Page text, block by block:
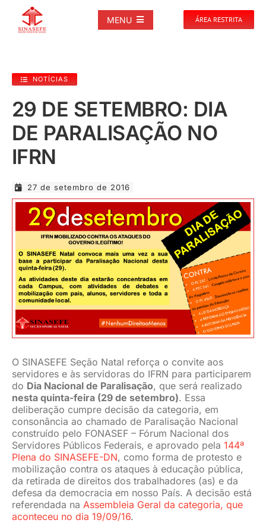
MENU
NOTÍCIAS
PUBLICAÇÕES
DOCUMENTOS
GALERIAS
JURÍDICO
CLUBE
CONTATO
ÁREA RESTRITA
NOTÍCIAS
29 DE SETEMBRO: DIA
DE PARALISAÇÃO NO
IFRN
27 de setembro de 2016
O SINASEFE Seção Natal reforça o convite aos
servidores e às servidoras do IFRN para participarem
do Dia Nacional de Paralisação, que será realizado
nesta quinta-feira (29 de setembro). Essa
deliberação cumpre decisão da categoria, em
consonância ao chamado de Paralisação Nacional
construído pelo FONASEF – Fórum Nacional dos
Servidores Públicos Federais, e aprovado pela 144ª
Plena do SINASEFE-DN, como forma de protesto e
mobilização contra os ataques à educação pública,
da retirada de direitos dos trabalhadores (as) e da
defesa da democracia em nosso País. A decisão está
referendada na Assembleia Geral da categoria, que
aconteceu no dia 19/09/16.